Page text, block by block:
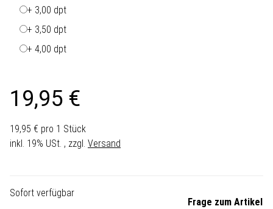
+ 3,00 dpt
+ 3,50 dpt
+ 4,00 dpt
19,95 €
19,95 € pro 1 Stück
inkl. 19% USt. , zzgl. Versand
Sofort verfügbar
Frage zum Artikel